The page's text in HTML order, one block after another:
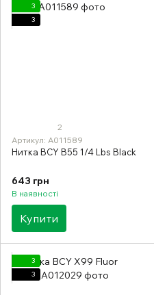
3
3
2
Артикул: A011589
Нитка BCY B55 1/4 Lbs Black
643 грн
В наявності
Купити
3
3